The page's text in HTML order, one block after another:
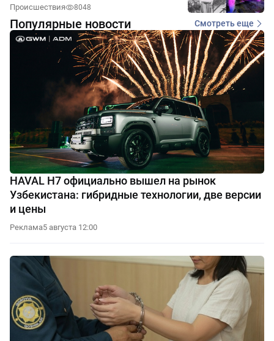
Происшествия 8048
Популярные новости Смотреть еще
HAVAL H7 официально вышел на рынок
Узбекистана: гибридные технологии, две версии
и цены
Реклама5 августа 12:00